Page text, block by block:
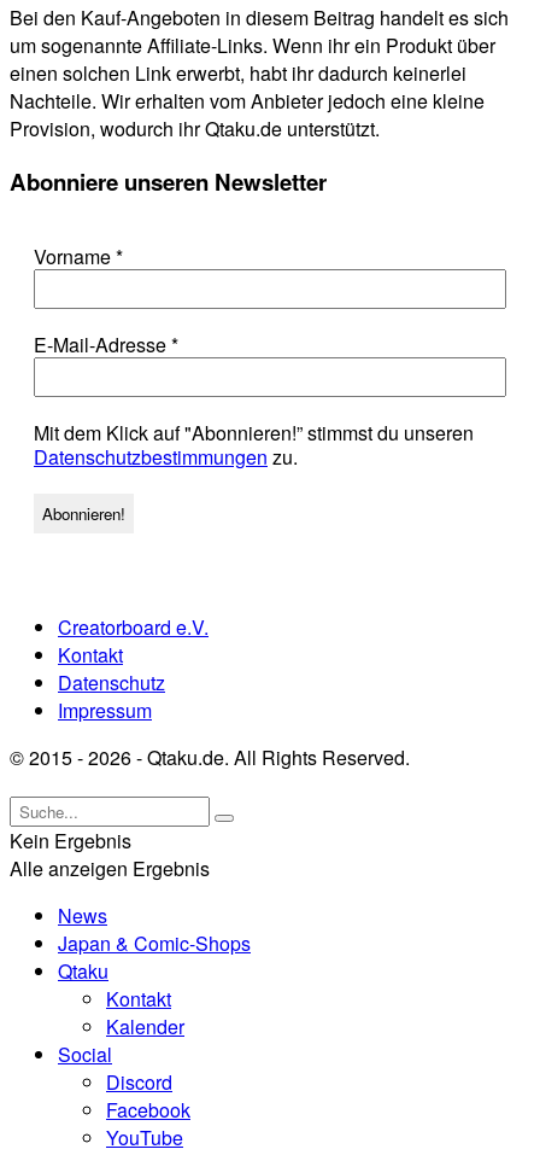
Bei den Kauf-Angeboten in diesem Beitrag handelt es sich
um sogenannte Affiliate-Links. Wenn ihr ein Produkt über
einen solchen Link erwerbt, habt ihr dadurch keinerlei
Nachteile. Wir erhalten vom Anbieter jedoch eine kleine
Provision, wodurch ihr Qtaku.de unterstützt.
Abonniere unseren Newsletter
Vorname*
E-Mail-Adresse*
Mit dem Klick auf "Abonnieren!” stimmst du unseren
Datenschutzbestimmungen zu.
Creatorboard e.V.
Kontakt
Datenschutz
Impressum
© 2015 - 2026 - Qtaku.de. All Rights Reserved.
Kein Ergebnis
Alle anzeigen Ergebnis
News
Japan & Comic-Shops
Qtaku
Kontakt
Kalender
Social
Discord
Facebook
YouTube